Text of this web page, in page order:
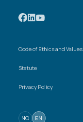
Code of Ethics and Values
Statute
Privacy Policy
NO EN